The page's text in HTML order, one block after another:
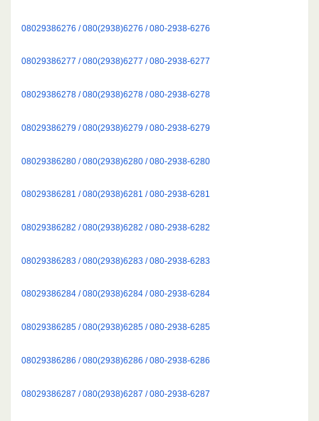
08029386276 / 080(2938)6276 / 080-2938-6276
08029386277 / 080(2938)6277 / 080-2938-6277
08029386278 / 080(2938)6278 / 080-2938-6278
08029386279 / 080(2938)6279 / 080-2938-6279
08029386280 / 080(2938)6280 / 080-2938-6280
08029386281 / 080(2938)6281 / 080-2938-6281
08029386282 / 080(2938)6282 / 080-2938-6282
08029386283 / 080(2938)6283 / 080-2938-6283
08029386284 / 080(2938)6284 / 080-2938-6284
08029386285 / 080(2938)6285 / 080-2938-6285
08029386286 / 080(2938)6286 / 080-2938-6286
08029386287 / 080(2938)6287 / 080-2938-6287